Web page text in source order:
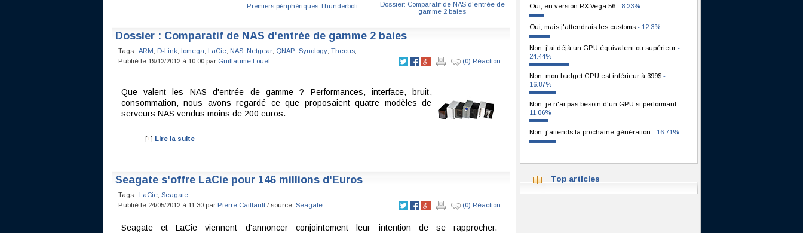
Premiers périphériques Thunderbolt
Dossier: Comparatif de NAS d'entrée de
gamme 2 baies
Dossier : Comparatif de NAS d'entrée de gamme 2 baies
Tags : ARM; D-Link; Iomega; LaCie; NAS; Netgear; QNAP; Synology; Thecus;
Publié le 19/12/2012 à 10:00 par Guillaume Louel (0) Réaction
Que valent les NAS d'entrée de gamme ? Performances, interface, bruit,
consommation, nous avons regardé ce que proposaient quatre modèles de
serveurs NAS vendus moins de 200 euros.
[+] Lire la suite
Seagate s'offre LaCie pour 146 millions d'Euros
Tags : LaCie; Seagate;
Publié le 24/05/2012 à 11:30 par Pierre Caillault/ source: Seagate (0) Réaction
Seagate et LaCie viennent d'annoncer conjointement leur intention de se rapprocher.
Oui, en version RX Vega 56 - 8.23%
Oui, mais j'attendrais les customs - 12.3%
Non, j'ai déjà un GPU équivalent ou supérieur -
24.44%
Non, mon budget GPU est inférieur à 399$ -
16.87%
Non, je n'ai pas besoin d'un GPU si performant -
11.06%
Non, j'attends la prochaine génération - 16.71%
Top articles